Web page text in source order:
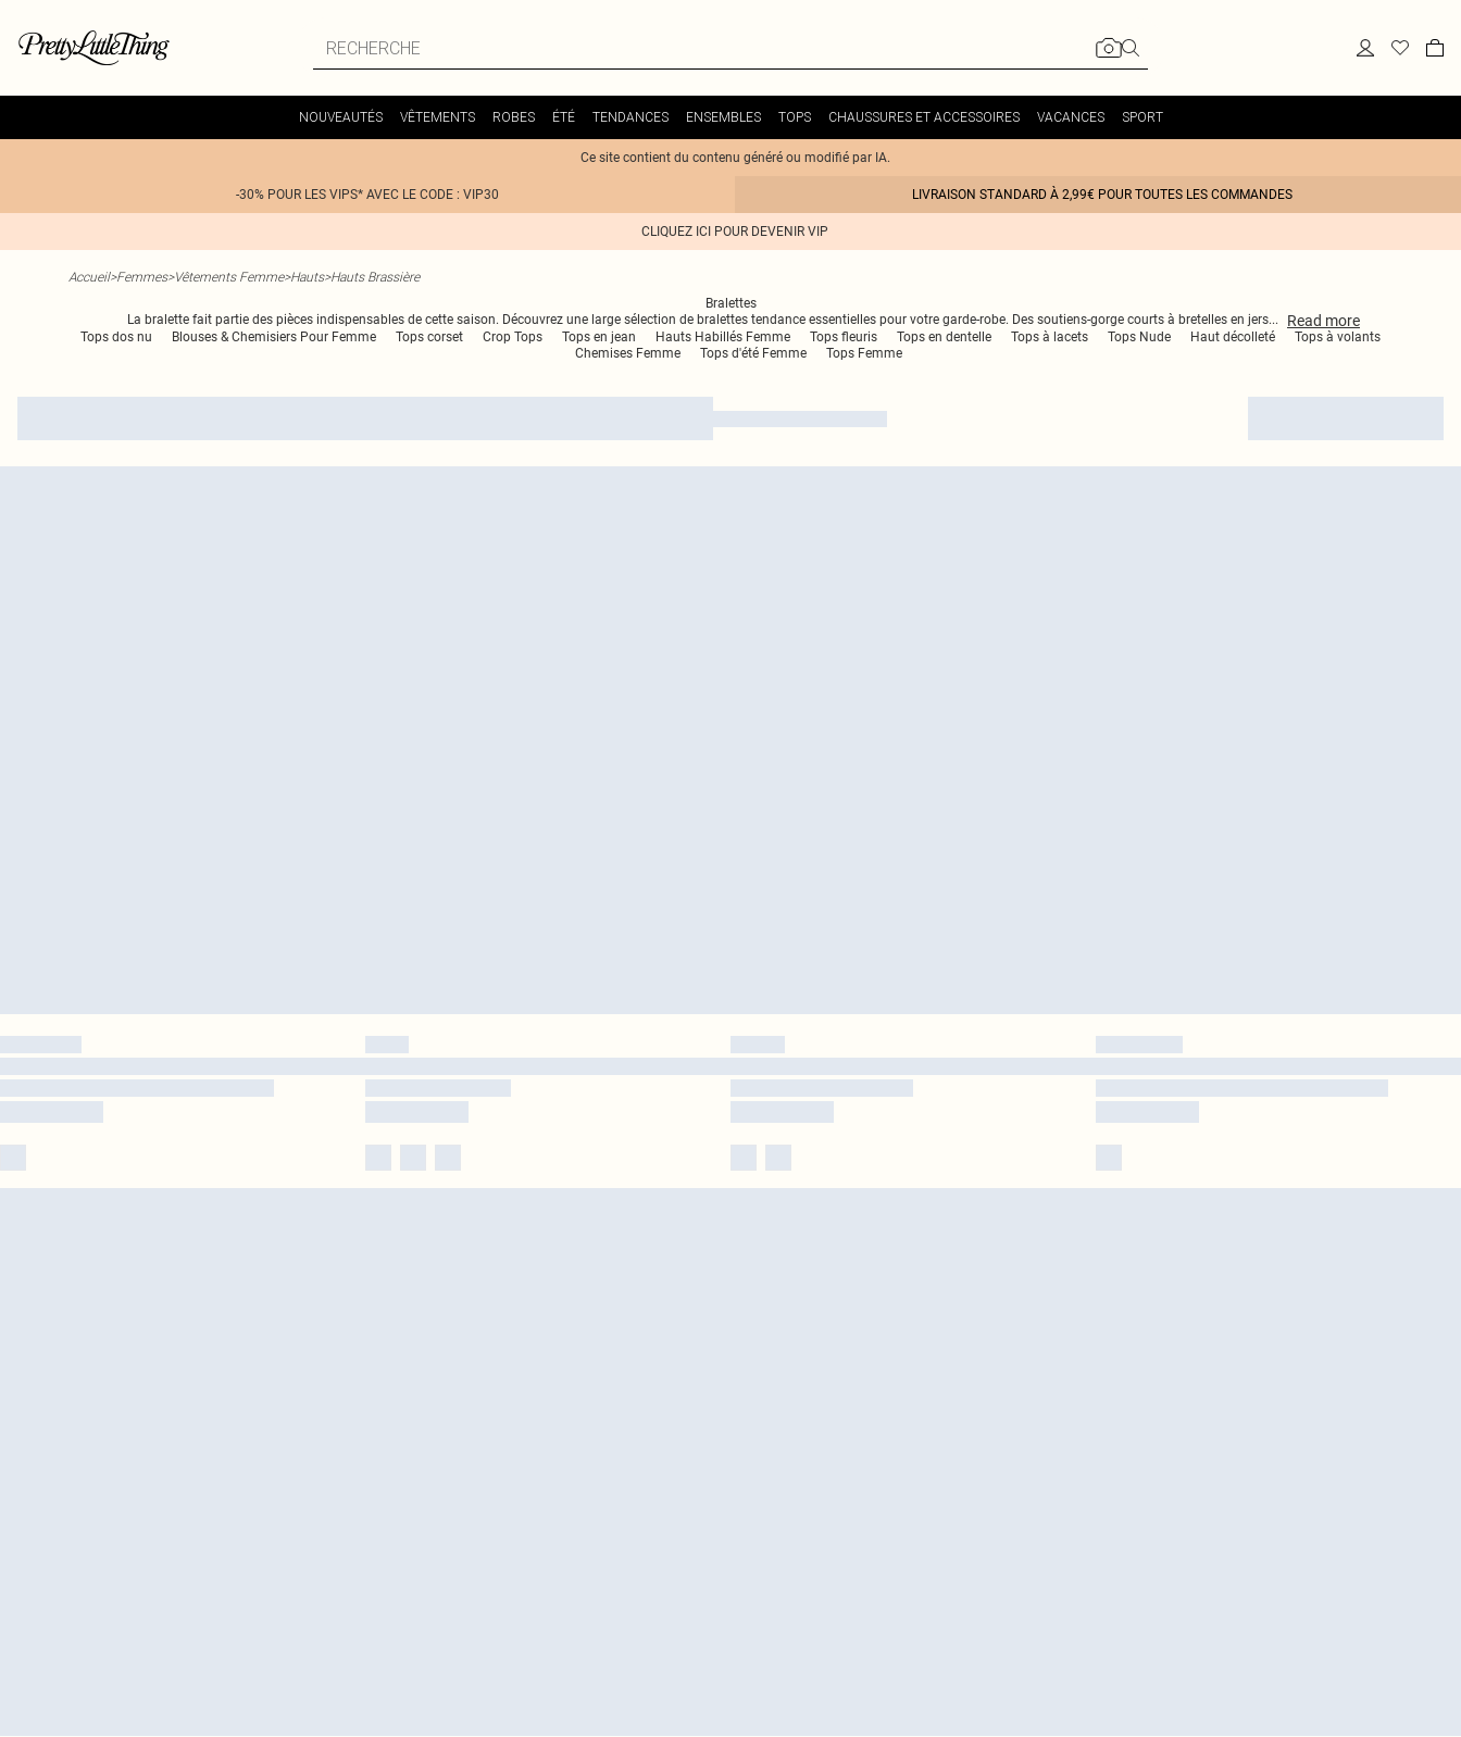
NOUVEAUTÉS VÊTEMENTS ROBES ÉTÉ TENDANCES ENSEMBLES TOPS CHAUSSURES ET ACCESSOIRES VACANCES SPORT
Ce site contient du contenu généré ou modifié par IA.
-30% POUR LES VIPS* AVEC LE CODE : VIP30 LIVRAISON STANDARD À 2,99€ POUR TOUTES LES COMMANDES
CLIQUEZ ICI POUR DEVENIR VIP
Accueil>Femmes>Vêtements Femme>Hauts>Hauts Brassière
Bralettes
La bralette fait partie des pièces indispensables de cette saison. Découvrez une large sélection de bralettes tendance essentielles pour votre garde-robe. Des soutiens-gorge courts à bretelles en jers... Read more
Tops dos nu Blouses & Chemisiers Pour Femme Tops corset Crop Tops Tops en jean Hauts Habillés Femme Tops fleuris Tops en dentelle Tops à lacets Tops Nude Haut décolleté
Tops à volants
Chemises Femme
Tops d'été Femme Tops Femme